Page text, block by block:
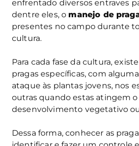
enfrentado diversos entraves
dentre eles, o manejo de
presentes no campo durante
cultura.
Para cada fase da cultura,
pragas específicas, com
ataque às plantas jovens, nos
outras quando estas atingem
desenvolvimento vegetativo
Dessa forma, conhecer as